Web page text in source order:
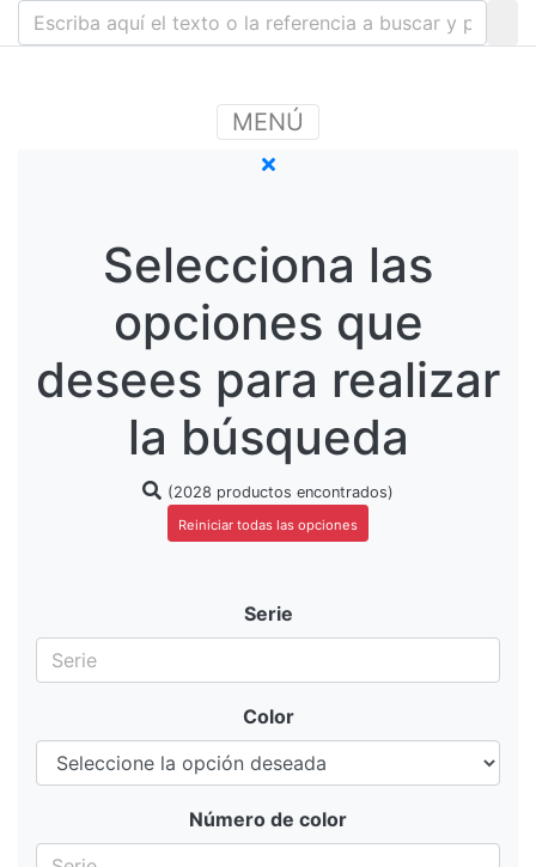
MENÚ
Selecciona las
opciones que
desees para realizar
la búsqueda
(2028 productos encontrados)
Reiniciar todas las opciones
Serie
Color
Número de color